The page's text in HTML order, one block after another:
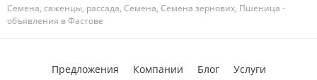
Семена, саженцы, рассада, Семена, Семена зернових, Пшеница -
объявления в Фастове
Предложения Компании Блог Услуги